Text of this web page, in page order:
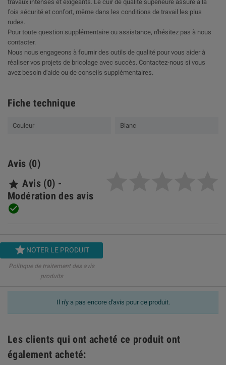
travaux intenses et exigeants. Le cuir de qualité supérieure assure à la
fois sécurité et confort, même dans les conditions de travail les plus
rudes.
Pour toute question supplémentaire ou assistance, n'hésitez pas à nous
contacter.
Nous nous engageons à fournir des outils de qualité pour vous aider à
réaliser vos projets de bricolage avec succès. Contactez-nous si vous
avez besoin d'aide ou de conseils supplémentaires.
Fiche technique
Couleur Blanc
Avis (0)
 Avis (0) -
Modération des avis

NOTER LE PRODUIT
Politique de traitement des avis
produits
Il n'y a pas encore d'avis pour ce produit.
Les clients qui ont acheté ce produit ont
également acheté: